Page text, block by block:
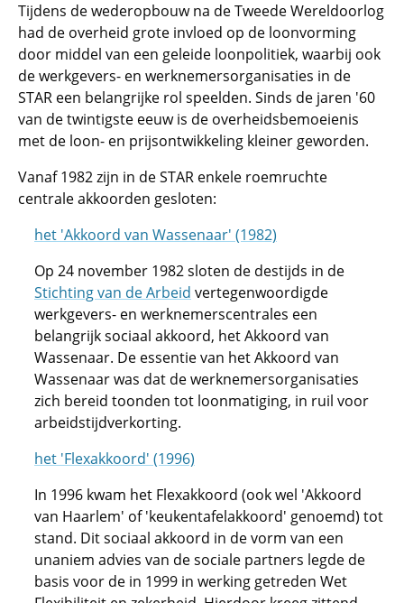
Tijdens de wederopbouw na de Tweede Wereldoorlog
had de overheid grote invloed op de loonvorming
door middel van een geleide loonpolitiek, waarbij ook
de werkgevers- en werknemersorganisaties in de
STAR een belangrijke rol speelden. Sinds de jaren '60
van de twintigste eeuw is de overheidsbemoeienis
met de loon- en prijsontwikkeling kleiner geworden.
Vanaf 1982 zijn in de STAR enkele roemruchte
centrale akkoorden gesloten:
het 'Akkoord van Wassenaar' (1982)
Op 24 november 1982 sloten de destijds in de
Stichting van de Arbeid vertegenwoordigde
werkgevers- en werknemerscentrales een
belangrijk sociaal akkoord, het Akkoord van
Wassenaar. De essentie van het Akkoord van
Wassenaar was dat de werknemersorganisaties
zich bereid toonden tot loonmatiging, in ruil voor
arbeidstijdverkorting.
het 'Flexakkoord' (1996)
In 1996 kwam het Flexakkoord (ook wel 'Akkoord
van Haarlem' of 'keukentafelakkoord' genoemd) tot
stand. Dit sociaal akkoord in de vorm van een
unaniem advies van de sociale partners legde de
basis voor de in 1999 in werking getreden Wet